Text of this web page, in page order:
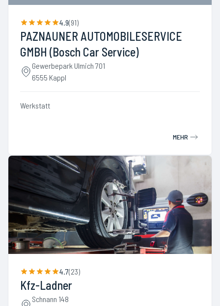
4.9(91)
PAZNAUNER AUTOMOBILESERVICE
GMBH (Bosch Car Service)
Gewerbepark Ulmich 701
6555 Kappl
Werkstatt
MEHR
4.7(23)
Kfz-Ladner
Schnann 148